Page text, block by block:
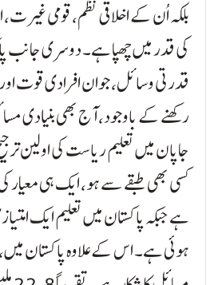
بلکہ اُن کے اخلاقی نظم، قومی
کی قدر میں چھپا ہے۔ دوسری جانب
قدرتی وسائل، جوان افرادی قوت
رکھنے کے باوجود، آج بھی بنیادی
جاپان میں تعلیم ریاست کی اولین
کسی بھی طبقے سے ہو، ایک ہی معیار
ہے جبکہ پاکستان میں تعلیم ایک
ہوئی ہے۔ اس کے علاوہ پاکستان میں،